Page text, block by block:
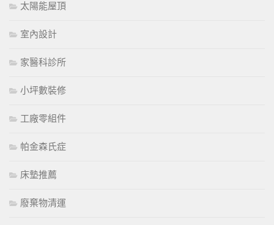
太陽能屋頂
室內設計
家醫科診所
小坪數裝修
工廠零組件
帕金森氏症
床墊推薦
廢棄物清運